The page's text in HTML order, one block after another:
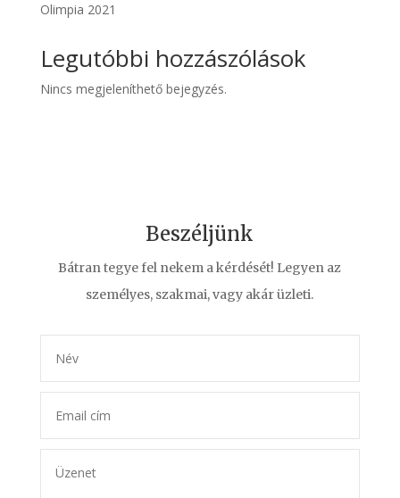
Olimpia 2021
Legutóbbi hozzászólások
Nincs megjeleníthető bejegyzés.
Beszéljünk
Bátran tegye fel nekem a kérdését! Legyen az
személyes, szakmai, vagy akár üzleti.